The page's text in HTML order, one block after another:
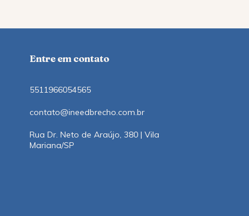
Entre em contato
5511966054565
contato@ineedbrecho.com.br
Rua Dr. Neto de Araújo, 380 | Vila
Mariana/SP